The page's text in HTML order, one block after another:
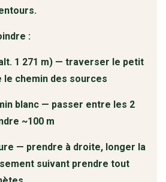
:
1 271 m) — traverser le petit
le chemin des sources
blanc — passer entre les 2
~100 m
— prendre à droite, longer la
suivant prendre tout